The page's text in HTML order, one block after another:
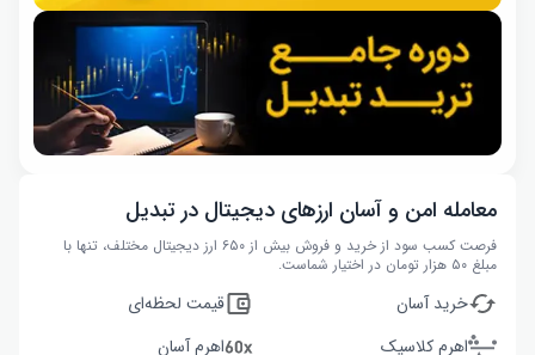
معامله امن و آسان ارزهای دیجیتال در تبدیل
فرصت کسب سود از خرید و فروش بیش از ۶۵۰ ارز دیجیتال مختلف، تنها با
مبلغ ۵۰ هزار تومان در اختیار شماست.
خرید آسان
قیمت لحظه‌ای
اهرم کلاسیک
اهرم آسان